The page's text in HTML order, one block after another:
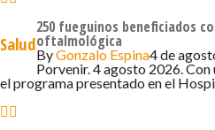
oferta de atención primaria
nuevos especialistas en la
Actualmente, la comunidad
geriatra y un pediatra, quienes
Salud
250 fueguinos beneficiados
oftalmológica
ByGonzalo Espina4 de
Porvenir. 4 agosto 2026.
el programa presentado en el